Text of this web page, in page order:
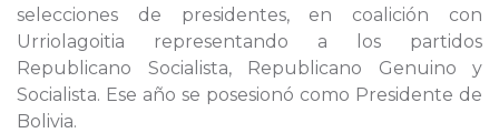
selecciones de presidentes, en coalición con
Urriolagoitia representando a los partidos
Republicano Socialista, Republicano Genuino y
Socialista. Ese año se posesionó como Presidente de
Bolivia.